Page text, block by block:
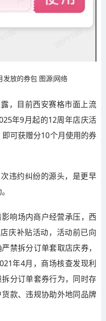
发放的券包 图源|网络
，目前西安赛格市面上流
年9月起的12周年店庆活
可获赠分10个月使用的券
违约纠纷的源头，是更早
响场内商户经营承压，西
庆补贴活动，活动前已向
禁拆分订单套取店庆券，
年4月，商场核查发现利
分订单套券行为，同时存
款、违规协助外地同品牌